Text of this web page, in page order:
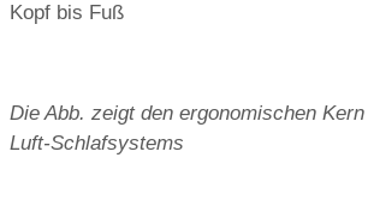
Kopf bis Fuß
Die Abb. zeigt den ergonomischen
Luft-Schlafsystems